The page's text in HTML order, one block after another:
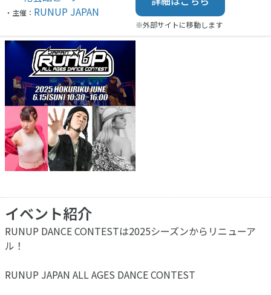
・主催： RUNUP JAPAN
※外部サイトに移動します
イベント紹介
RUNUP DANCE CONTESTは2025シーズンからリニューア
ル！
RUNUP JAPAN ALL AGES DANCE CONTEST